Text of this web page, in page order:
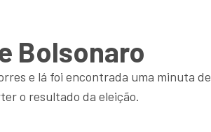
Bolsonaro
e lá foi encontrada uma minuta de
o resultado da eleição.